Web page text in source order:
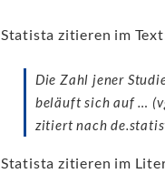
Statista zitieren im
Die Zahl jener
beläuft sich auf …
zitiert nach
Statista zitieren im